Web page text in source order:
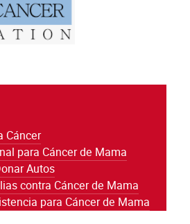
Cáncer
para Cáncer de Mama
Autos
contra Cáncer de Mama
para Cáncer de Mama